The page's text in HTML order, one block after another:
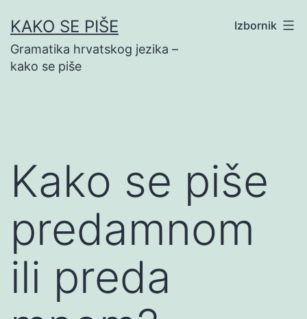
na
sadržaj
KAKO SE PIŠE
Gramatika hrvatskog jezika –
kako se piše
Izbornik
Kako se piše
predamnom
ili preda